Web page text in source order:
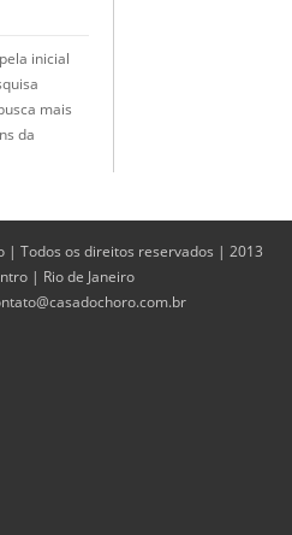
inicial
mais
da
| Todos os direitos reservados | 2013
| Rio de Janeiro